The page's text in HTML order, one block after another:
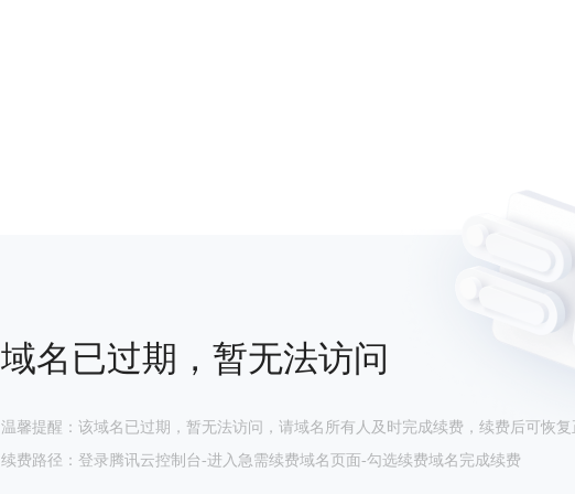
域名已过期，暂无法访问
温馨提醒：该域名已过期，暂无法访问，请域名所有人及时完成续费，续费后可恢复
续费路径：登录腾讯云控制台-进入急需续费域名页面-勾选续费域名完成续费